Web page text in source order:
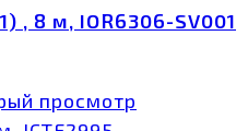
, 8 м, IOR6306-SV001
просмотр